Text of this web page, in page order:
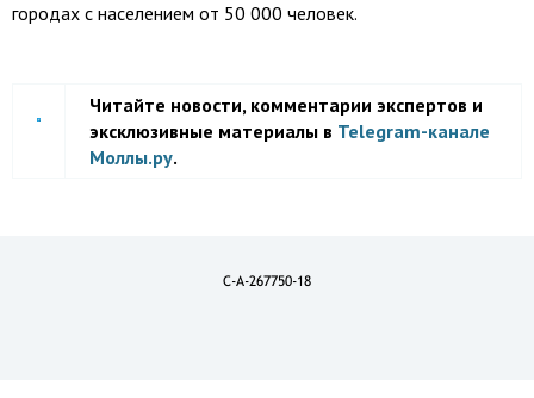
городах с населением от 50 000 человек.
Читайте новости, комментарии экспертов и
эксклюзивные материалы в Telegram-канале
Моллы.ру.
C-A-267750-18